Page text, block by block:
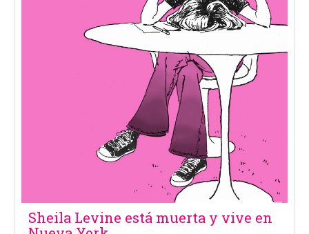
Sheila Levine está muerta y vive en